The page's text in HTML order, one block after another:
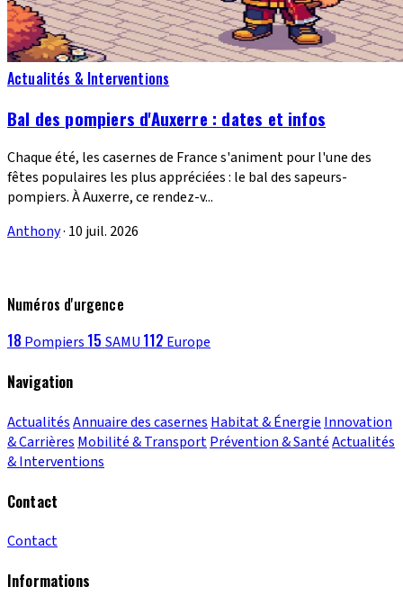
Actualités & Interventions
Bal des pompiers d'Auxerre : dates et infos
Chaque été, les casernes de France s'animent pour l'une des
fêtes populaires les plus appréciées : le bal des sapeurs-
pompiers. À Auxerre, ce rendez-v...
Anthony· 10 juil. 2026
Numéros d'urgence
18 Pompiers 15 SAMU 112 Europe
Navigation
ActualitésAnnuaire des casernes Habitat & Énergie Innovation
& Carrières Mobilité & TransportPrévention & SantéActualités
& Interventions
Contact
Contact
Informations